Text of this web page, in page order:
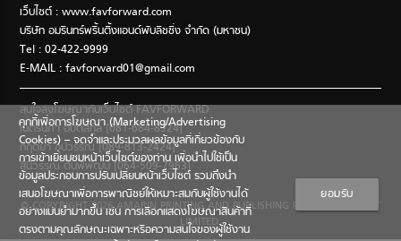
เว็บไซต์ : www.favforward.com
บริษัท อมรินทร์พริ้นติ้งแอนด์พับลิชชิ่ง จำกัด (มหาชน)
Tel : 02-422-9999
E-MAIL :favforward01@gmail.com
สนใจลงโฆษณากับเว็บไซต์ FAVFORWARD
เนตรนภา อมตสกุล [081-684-8324]
กฤตยา อุปวรรณ [089-813-2424]
สินีวรรณ ตันพิพัฒน์ [064-509-7963]
© COPYRIGHT 2026 AMARIN PRINTING AND PUBLISHING PUBLIC COMPANY
LIMITED.
คุกกี้เพื่อการโฆษณา (Marketing/Advertising
Cookies) – จดจำและประมวลผลข้อมูลที่เกี่ยวข้องกับ
การเข้าเยี่ยมชมหน้าเว็บไซต์ของท่าน เพื่อนำไปใช้เป็น
ข้อมูลประกอบการปรับเปลี่ยนหน้าเว็บไซต์ รวมถึงนำ
เสนอโฆษณาเพื่อการพาณิชย์ให้เหมาะสมกับผู้ใช้งานได้
อย่างแม่นยำมากขึ้น เช่น การเลือกแสดงโฆษณาสินค้าที่
ตรงตามคุณลักษณะเฉพาะหรือความสนใจของผู้ใช้งาน
ยอมรับ